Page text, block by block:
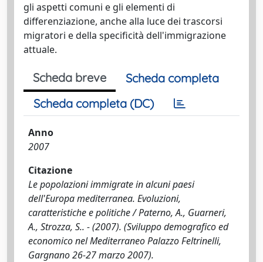
gli aspetti comuni e gli elementi di
differenziazione, anche alla luce dei trascorsi
migratori e della specificità dell'immigrazione
attuale.
Scheda breve
Scheda completa
Scheda completa (DC)
Anno
2007
Citazione
Le popolazioni immigrate in alcuni paesi
dell'Europa mediterranea. Evoluzioni,
caratteristiche e politiche / Paterno, A., Guarneri,
A., Strozza, S.. - (2007). (Sviluppo demografico ed
economico nel Mediterraneo Palazzo Feltrinelli,
Gargnano 26-27 marzo 2007).